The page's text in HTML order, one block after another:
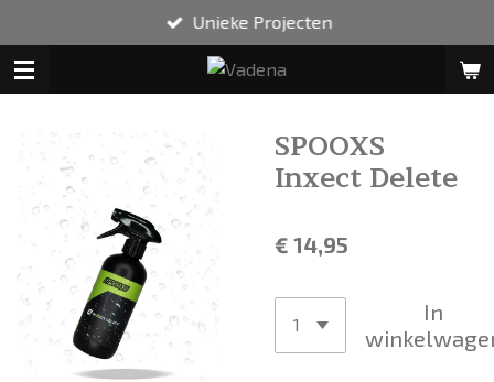
direct
naar
hoofdinhoud
Unieke Projecten
SPOOXS
Inxect Delete
€ 14,95
In